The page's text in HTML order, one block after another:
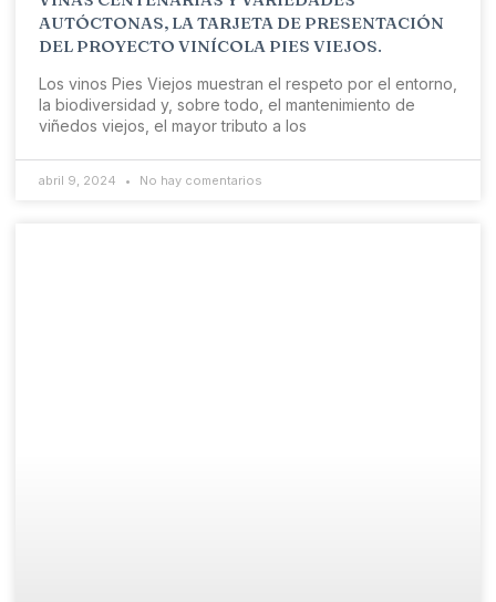
AUTÓCTONAS, LA TARJETA DE PRESENTACIÓN
DEL PROYECTO VINÍCOLA PIES VIEJOS.
Los vinos Pies Viejos muestran el respeto por el entorno,
la biodiversidad y, sobre todo, el mantenimiento de
viñedos viejos, el mayor tributo a los
abril 9, 2024 No hay comentarios